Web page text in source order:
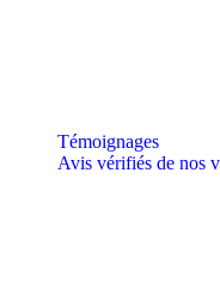
Témoignages
Avis vérifiés de nos